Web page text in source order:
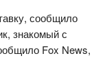
сообщило
знакомый с
Fox News,